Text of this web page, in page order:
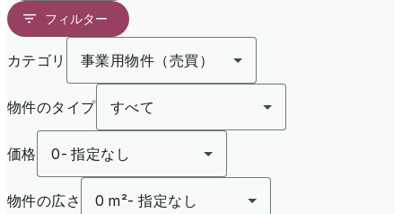
フィルター
カテゴリ 事業用物件（売買）
物件のタイプ すべて
価格 0- 指定なし
物件の広さ 0 m²- 指定なし